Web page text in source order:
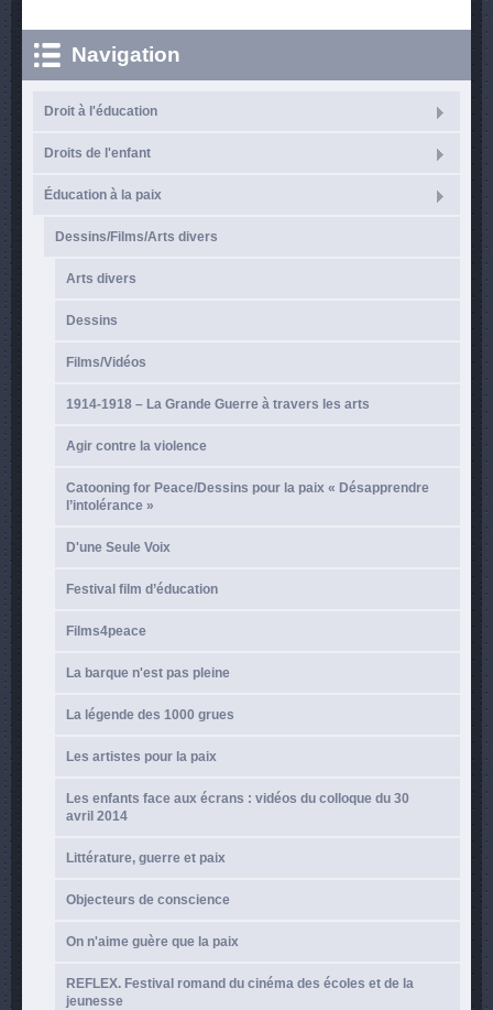
Navigation
Droit à l'éducation
Droits de l'enfant
Éducation à la paix
Dessins/Films/Arts divers
Arts divers
Dessins
Films/Vidéos
1914-1918 – La Grande Guerre à travers les arts
Agir contre la violence
Catooning for Peace/Dessins pour la paix « Désapprendre
l’intolérance »
D'une Seule Voix
Festival film d’éducation
Films4peace
La barque n'est pas pleine
La légende des 1000 grues
Les artistes pour la paix
Les enfants face aux écrans : vidéos du colloque du 30
avril 2014
Littérature, guerre et paix
Objecteurs de conscience
On n'aime guère que la paix
REFLEX. Festival romand du cinéma des écoles et de la
jeunesse